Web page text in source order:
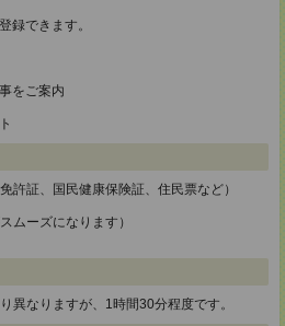
録できます。
をご案内
許証、国民健康保険証、住民票など）
ムーズになります）
異なりますが、1時間30分程度です。